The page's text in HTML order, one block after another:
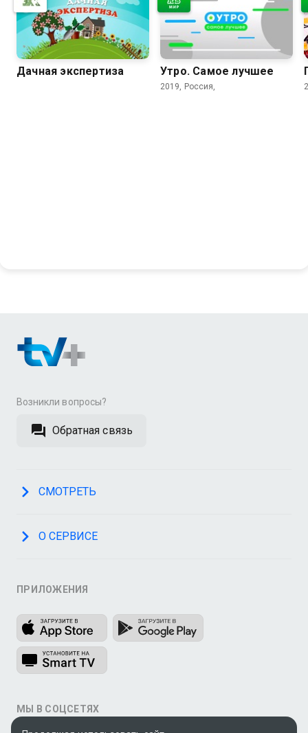
Дачная экспертиза Утро. Самое лучшее
2019, Россия,
Возникли вопросы?
Обратная связь
СМОТРЕТЬ
О СЕРВИСЕ
ПРИЛОЖЕНИЯ
МЫ В СОЦСЕТЯХ